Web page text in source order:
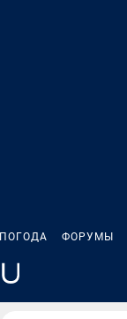
ПОГОДА ФОРУМЫ